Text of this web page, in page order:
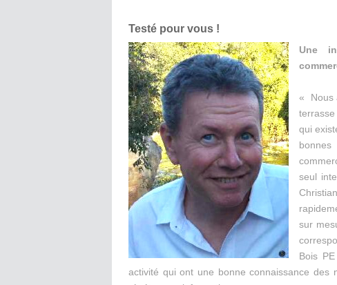
Testé pour vous !
Une
« Nous
qui
seul
sur
Bois
activité qui ont une bonne connaissance